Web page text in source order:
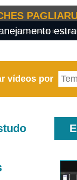
vídeos por